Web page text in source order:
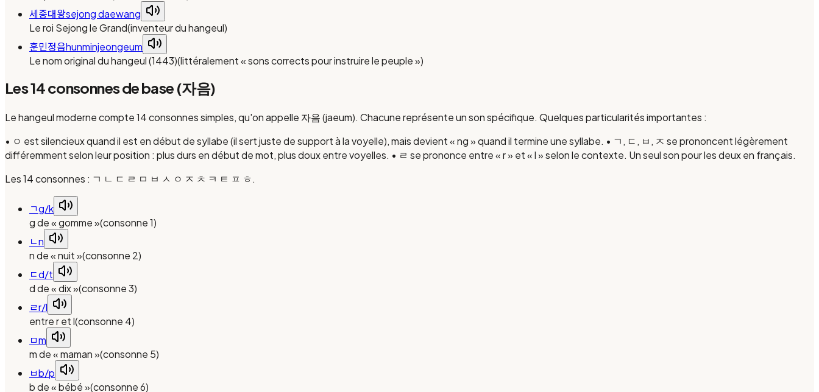
세종대왕sejong daewang
Le roi Sejong le Grand(inventeur du hangeul)
훈민정음hunminjeongeum
Le nom original du hangeul (1443)(littéralement « sons corrects pour instruire le peuple »)
Les 14 consonnes de base (자음)
Le hangeul moderne compte 14 consonnes simples, qu'on appelle 자음 (jaeum). Chacune représente un son spécifique. Quelques particularités importantes :
• ㅇ est silencieux quand il est en début de syllabe (il sert juste de support à la voyelle), mais devient « ng » quand il termine une syllabe. • ㄱ, ㄷ, ㅂ, ㅈ se prononcent légèrement
différemment selon leur position : plus durs en début de mot, plus doux entre voyelles. • ㄹ se prononce entre « r » et « l » selon le contexte. Un seul son pour les deux en français.
Les 14 consonnes : ㄱ ㄴ ㄷ ㄹ ㅁ ㅂ ㅅ ㅇ ㅈ ㅊ ㅋ ㅌ ㅍ ㅎ.
ㄱg/k
g de « gomme »(consonne 1)
ㄴn
n de « nuit »(consonne 2)
ㄷd/t
d de « dix »(consonne 3)
ㄹr/l
entre r et l(consonne 4)
ㅁm
m de « maman »(consonne 5)
ㅂb/p
b de « bébé »(consonne 6)